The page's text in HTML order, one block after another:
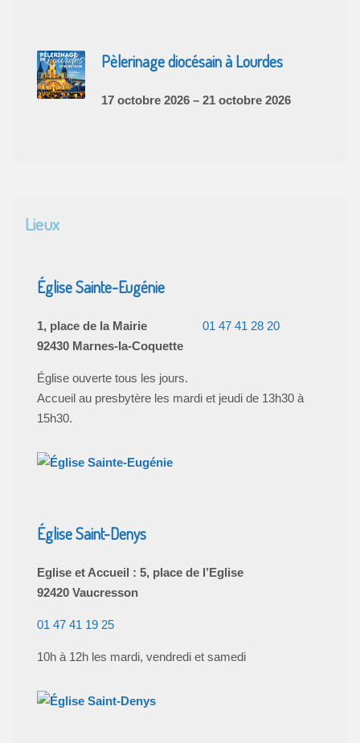
Pèlerinage diocésain à Lourdes
17 octobre 2026 – 21 octobre 2026
Lieux
Église Sainte-Eugénie
1, place de la Mairie
92430 Marnes-la-Coquette
01 47 41 28 20
Église ouverte tous les jours.
Accueil au presbytère les mardi et jeudi de 13h30 à
15h30.
Église Saint-Denys
Eglise et Accueil : 5, place de l’Eglise
92420 Vaucresson
01 47 41 19 25
10h à 12h les mardi, vendredi et samedi